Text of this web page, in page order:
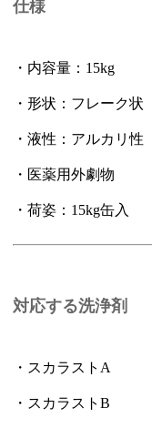
仕様
・内容量：15kg
・形状：フレーク状
・液性：アルカリ性
・医薬用外劇物
・荷姿：15kg缶入
対応する洗浄剤
・スカラストA
・スカラストB